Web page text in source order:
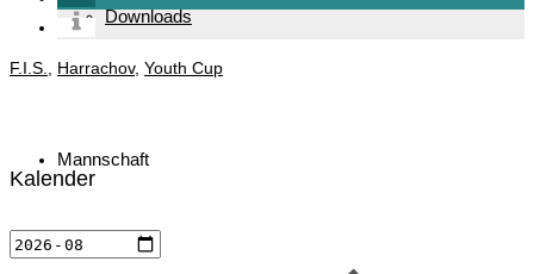
Downloads
Mannschaft
F.I.S. Harrachov, Youth Cup
Kalender